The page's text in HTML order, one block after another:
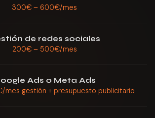
300€ – 600€/mes
de redes sociales
200€ – 500€/mes
Ads o Meta Ads
gestión + presupuesto publicitario